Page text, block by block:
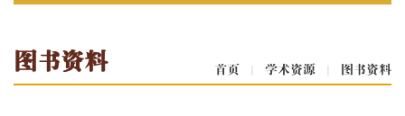
首页 | 学术资源 | 图书资料
图书资料